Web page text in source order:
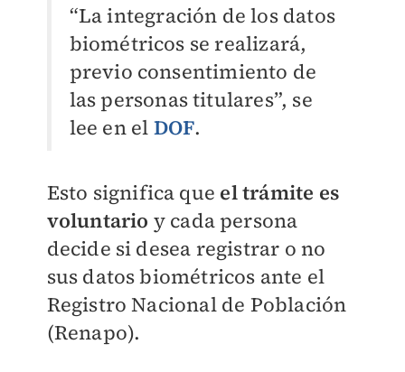
“La integración de los datos
biométricos se realizará,
previo consentimiento de
las personas titulares”, se
lee en el DOF.
Esto significa que el trámite es
voluntario y cada persona
decide si desea registrar o no
sus datos biométricos ante el
Registro Nacional de Población
(Renapo).